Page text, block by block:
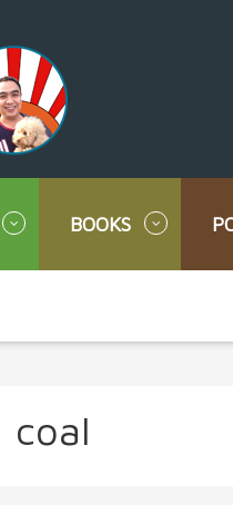
BOOKS
coal